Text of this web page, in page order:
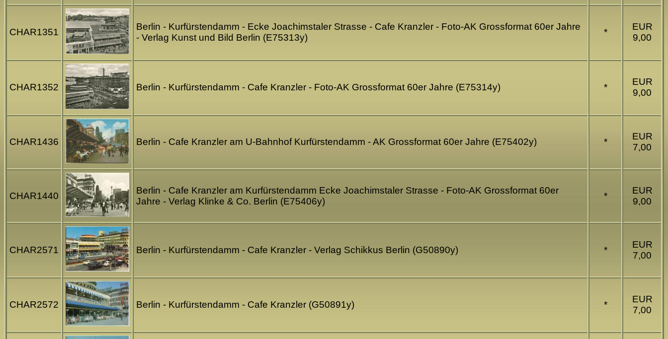
CHAR1351
Berlin - Kurfürstendamm - Ecke Joachimstaler Strasse - Cafe Kranzler - Foto-AK Grossformat 60er Jahre
- Verlag Kunst und Bild Berlin (E75313y)
*
EUR
9,00
CHAR1352 Berlin - Kurfürstendamm - Cafe Kranzler - Foto-AK Grossformat 60er Jahre (E75314y) *
EUR
9,00
CHAR1436 Berlin - Cafe Kranzler am U-Bahnhof Kurfürstendamm - AK Grossformat 60er Jahre (E75402y) *
EUR
7,00
CHAR1440
Berlin - Cafe Kranzler am Kurfürstendamm Ecke Joachimstaler Strasse - Foto-AK Grossformat 60er
Jahre - Verlag Klinke & Co. Berlin (E75406y)
*
EUR
9,00
CHAR2571 Berlin - Kurfürstendamm - Cafe Kranzler - Verlag Schikkus Berlin (G50890y) *
EUR
7,00
CHAR2572 Berlin - Kurfürstendamm - Cafe Kranzler (G50891y) *
EUR
7,00